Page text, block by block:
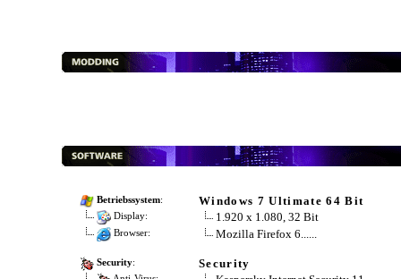
Betriebssystem: Windows 7 Ultimate 64 Bit
Display: 1.920 x 1.080, 32 Bit
Browser: Mozilla Firefox 6......
Security: Security